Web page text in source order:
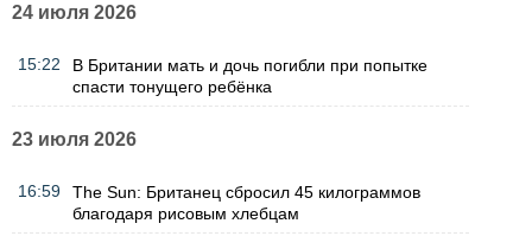
24 июля 2026
15:22
В Британии мать и дочь погибли при попытке
спасти тонущего ребёнка
23 июля 2026
16:59
The Sun: Британец сбросил 45 килограммов
благодаря рисовым хлебцам